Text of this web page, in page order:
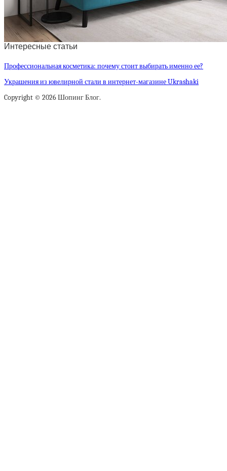
Интересные статьи
Профессиональная косметика: почему стоит выбирать именно ее?
Украшения из ювелирной стали в интернет-магазине Ukrashaki
Copyright © 2026 Шопинг Блог.